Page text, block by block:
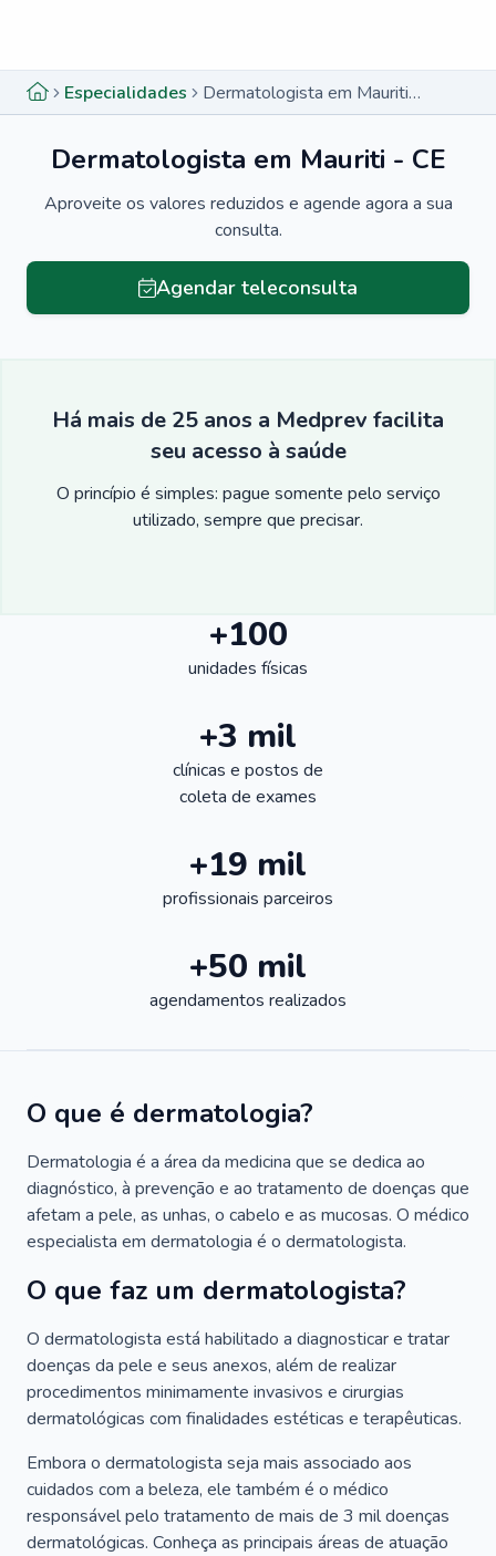
Especialidades Dermatologista em Mauriti - CE
Dermatologista em Mauriti - CE
Aproveite os valores reduzidos e agende agora a sua
consulta.
Agendar teleconsulta
Há mais de 25 anos a Medprev facilita
seu acesso à saúde
O princípio é simples: pague somente pelo serviço
utilizado, sempre que precisar.
+100
unidades físicas
+3 mil
clínicas e postos de
coleta de exames
+19 mil
profissionais parceiros
+50 mil
agendamentos realizados
O que é dermatologia?
Dermatologia é a área da medicina que se dedica ao
diagnóstico, à prevenção e ao tratamento de doenças que
afetam a pele, as unhas, o cabelo e as mucosas. O médico
especialista em dermatologia é o dermatologista.
O que faz um dermatologista?
O dermatologista está habilitado a diagnosticar e tratar
doenças da pele e seus anexos, além de realizar
procedimentos minimamente invasivos e cirurgias
dermatológicas com finalidades estéticas e terapêuticas.
Embora o dermatologista seja mais associado aos
cuidados com a beleza, ele também é o médico
responsável pelo tratamento de mais de 3 mil doenças
dermatológicas. Conheça as principais áreas de atuação